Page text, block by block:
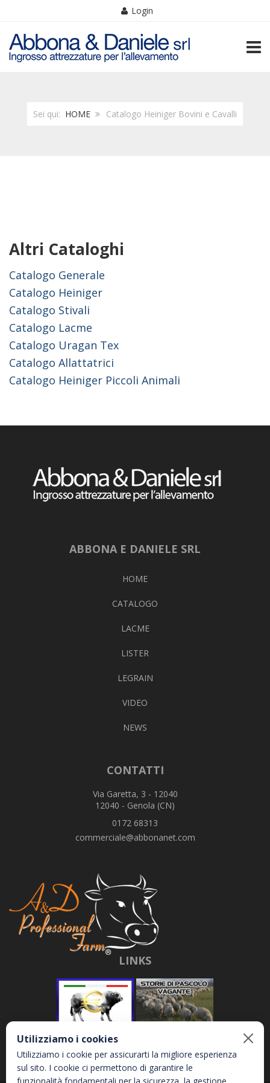
Login
Sei qui: HOME Catalogo Heiniger Bovini e Cavalli
Altri Cataloghi
Catalogo Generale
Catalogo Heiniger
Catalogo Stivali
Catalogo Lacme
Catalogo Uragan Tex
Catalogo Allattatrici
Catalogo Heiniger Piccoli Animali
ABBONA E DANIELE SRL
HOME
CATALOGO
LACME
LISTER
LEGRAIN
VIDEO
NEWS
CONTATTI
Via Garetta, 3 - 12040
12040 - Genola (CN)
0172 68313
commerciale@abbonanet.com
LINKS
Utilizziamo i cookies
Utilizziamo i cookie per assicurarti la migliore esperienza
sul sito. I cookie ci permettono di garantire le